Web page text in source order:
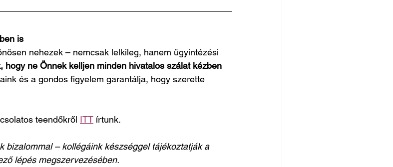
is
nehezek – nemcsak lelkileg, hanem ügyintézési
hogy ne Önnek kelljen minden hivatalos szálat kézben
és a gondos figyelem garantálja, hogy szerette
teendőkről ITT írtunk.
bizalommal – kollégáink készséggel tájékoztatják a
lépés megszervezésében.